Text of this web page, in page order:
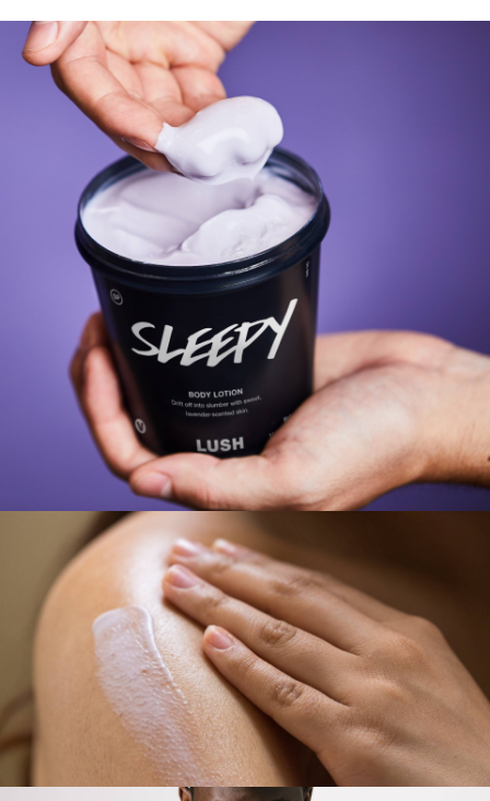
1.本服務係由「台灣大哥大股份有限公司」（以下簡稱本公司）所提供，讓
用戶於交易時，得透過本服務購買商品或服務，並由商店將買賣／分期付款
買賣價金債權讓與本公司後，依約使用本公司帳單繳交帳款。
2.基於同意付款使用「大哥付你分期」之契約關係目的，商店將以您的個人
資料（包含姓名、電話或地址）提供予台灣大哥大進項蒐集、處理及利用，
由本公司與您本人進行分期帳單所需資料之確認、核對及更正。
3.完整用戶服務條款，請詳閱以下連結：
https://oppay.tw/userRule
ATM／網路銀行／等多元方式進行付款，方視為交易完成。
※ 請注意：結帳手續完成當下不需立刻繳費，但若您需要取消訂單，請聯絡
購買商品的店家。未經商家同意取消之訂單仍視為有效，需透過AFTEE先享
後付繳納相關費用。
※ 交易是否成功請以「AFTEE先享後付 」之結帳頁面顯示為準，若有關於
是否繳費成功／繳費後需取消欲退款等相關疑問，請聯繫「AFTEE先享後付
客戶支援中心」https://netprotections.freshdesk.com/support/home
【注意事項】
１．透過由恩沛科技股份有限公司提供之「AFTEE先享後付」服務完成之交
易，需依本服務之必要範圍內提供個人資料，並將交易相關給付款項請求債
權轉讓予恩沛科技股份有限公司。
２．關於個人資料處理事宜，請瀏覽以下網址：
https://aftee.tw/terms/#terms3
３．未成年的使用者請事先徵得法定代理人或監護人之同意方可使用
「AFTEE先享後付」，若未經同意申辦者引起之損失，本公司不負相關責
４．使用「AFTEE先享後付」時，將依據個別帳號之用戶狀況，依本公司即
時審查核予不同之上限額度；若仍有額度不足之情形，本公司將視審查結果
請求用戶進行身份認證。
５．嚴禁一人註冊多個帳號或使用他人資訊註冊。若發現惡意使用之情形，
恩沛科技股份有限公司將有權停止該用戶之使用額度並採取法律行動。
宅配
每筆NT$100，滿NT$1,000(含以上)免運費
京站台北店客服中心(1F星巴克旁) 即日起不提供京站紙袋，取件時
請自備購物袋，若需購買紙袋可現場詢問